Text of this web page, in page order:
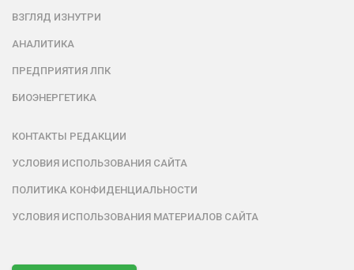
ВЗГЛЯД ИЗНУТРИ
АНАЛИТИКА
ПРЕДПРИЯТИЯ ЛПК
БИОЭНЕРГЕТИКА
КОНТАКТЫ РЕДАКЦИИ
УСЛОВИЯ ИСПОЛЬЗОВАНИЯ САЙТА
ПОЛИТИКА КОНФИДЕНЦИАЛЬНОСТИ
УСЛОВИЯ ИСПОЛЬЗОВАНИЯ МАТЕРИАЛОВ САЙТА